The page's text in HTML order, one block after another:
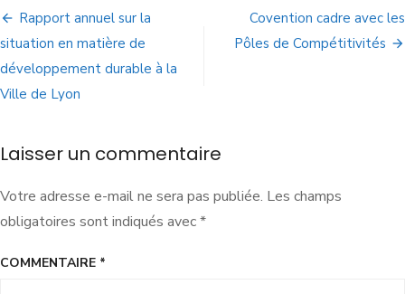
Rapport annuel sur la
situation en matière de
développement durable à la
Ville de Lyon
Covention cadre avec les
Pôles de Compétitivités
Laisser un commentaire
Votre adresse e-mail ne sera pas publiée. Les champs
obligatoires sont indiqués avec*
COMMENTAIRE *